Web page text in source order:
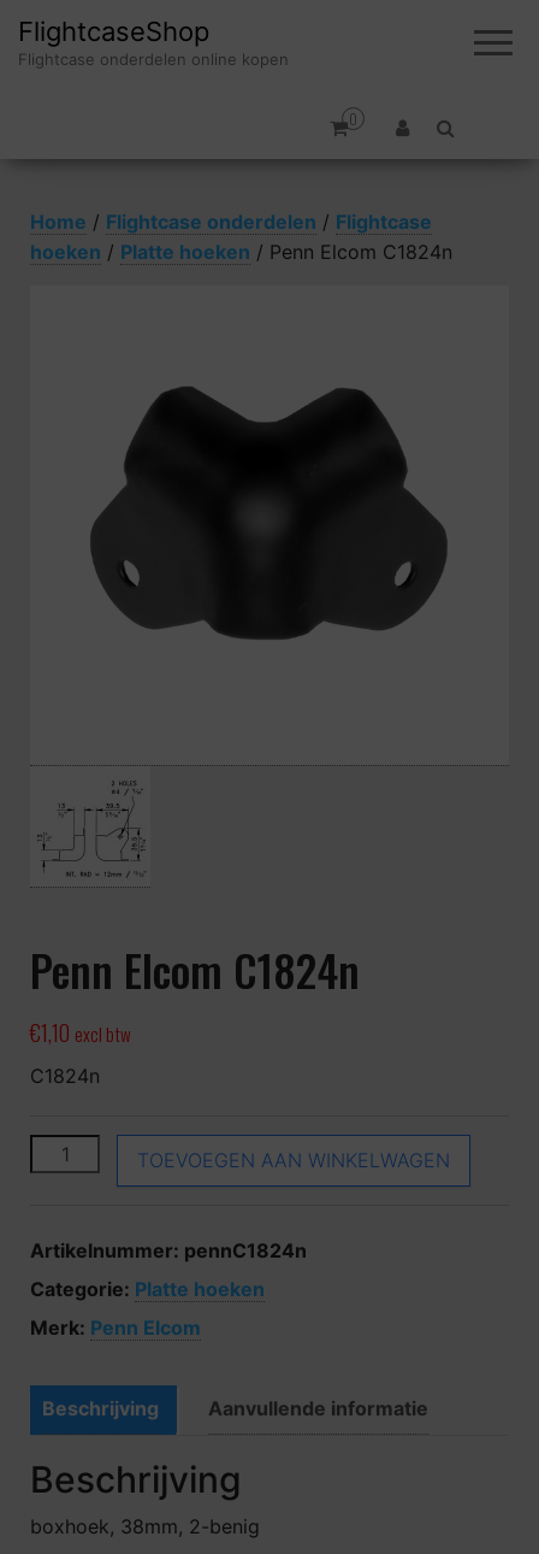
FlightcaseShop
Flightcase onderdelen online kopen
0
Home / Flightcase onderdelen / Flightcase
hoeken / Platte hoeken / Penn Elcom C1824n
Penn Elcom C1824n
€1,10 excl btw
C1824n
Penn Elcom C1824n aantal
TOEVOEGEN AAN WINKELWAGEN
Artikelnummer: pennC1824n
Categorie: Platte hoeken
Merk: Penn Elcom
Beschrijving Aanvullende informatie
Beschrijving
boxhoek, 38mm, 2-benig